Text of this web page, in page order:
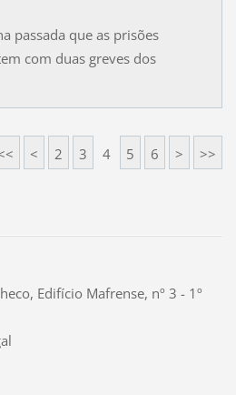
passada que as prisões
com duas greves dos
< 2 3 4 5 6 > >>
Edifício Mafrense, nº 3 - 1º